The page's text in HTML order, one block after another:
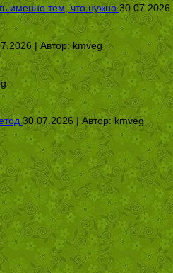
именно тем, что нужно
| Автор:kmveg
30.07.2026 | Автор:kmveg